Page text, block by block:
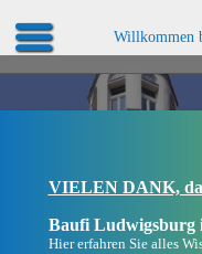
Willkommen
VIELEN DANK,
Baufi
Hier erfahren Sie alles